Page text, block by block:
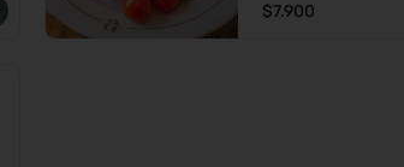
$7.900